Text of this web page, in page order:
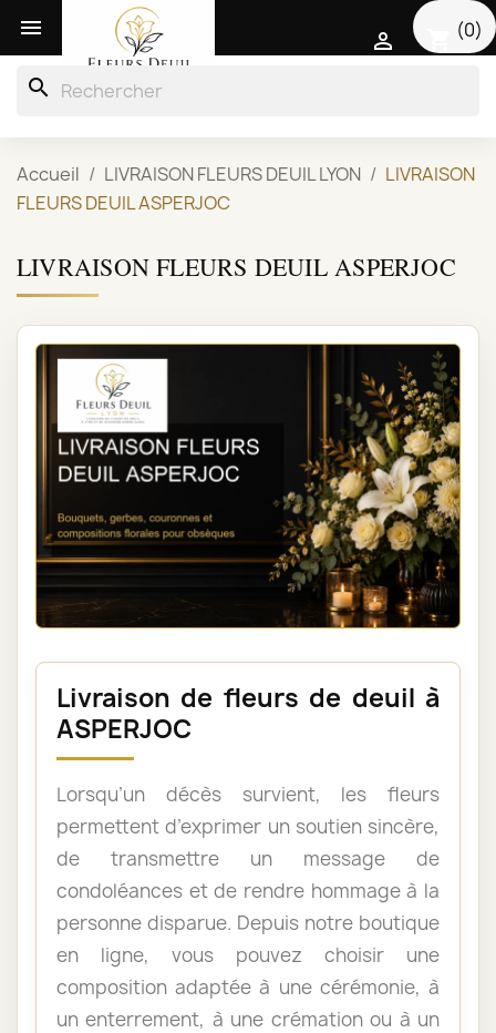
 (0)

search
Accueil LIVRAISON FLEURS DEUIL LYON
LIVRAISON
FLEURS DEUIL ASPERJOC
LIVRAISON FLEURS DEUIL ASPERJOC
Livraison de fleurs de deuil à
ASPERJOC
Lorsqu’un décès survient, les fleurs
permettent d’exprimer un soutien sincère,
de transmettre un message de
condoléances et de rendre hommage à la
personne disparue. Depuis notre boutique
en ligne, vous pouvez choisir une
composition adaptée à une cérémonie, à
un enterrement, à une crémation ou à un